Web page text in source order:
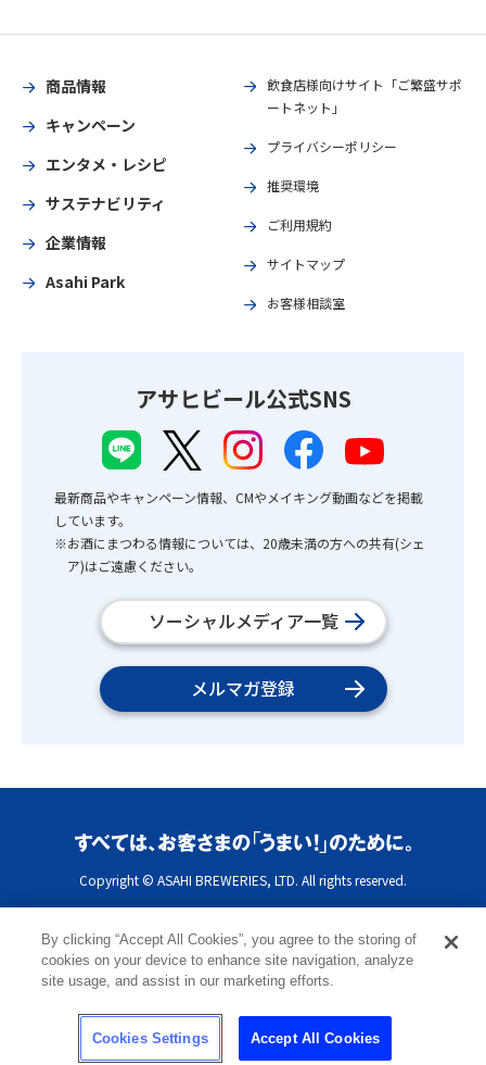
商品情報
キャンペーン
エンタメ・レシピ
サステナビリティ
企業情報
Asahi Park
飲食店様向けサイト「ご繁盛サポ
ートネット」
プライバシーポリシー
推奨環境
ご利用規約
サイトマップ
お客様相談室
アサヒビール公式SNS
最新商品やキャンペーン情報、CMやメイキング動画などを掲載
しています。
※お酒にまつわる情報については、20歳未満の方への共有(シェ
ア)はご遠慮ください。
ソーシャルメディア一覧
メルマガ登録
Copyright © ASAHI BREWERIES, LTD. All rights reserved.
By clicking “Accept All Cookies”, you agree to the storing of
cookies on your device to enhance site navigation, analyze
site usage, and assist in our marketing efforts.
Cookies Settings Accept All Cookies